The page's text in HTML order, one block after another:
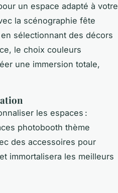
un espace adapté à votre
la scénographie fête
sélectionnant des décors
le choix couleurs
une immersion totale,
les espaces :
photobooth thème
des accessoires pour
immortalisera les meilleurs